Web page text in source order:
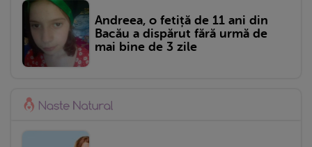
Andreea, o fetiță de 11 ani din
Bacău a dispărut fără urmă de
mai bine de 3 zile